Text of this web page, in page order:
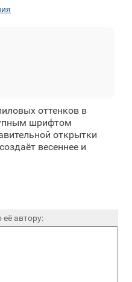
оттенков в
шрифтом
открытки
весеннее и
автору: